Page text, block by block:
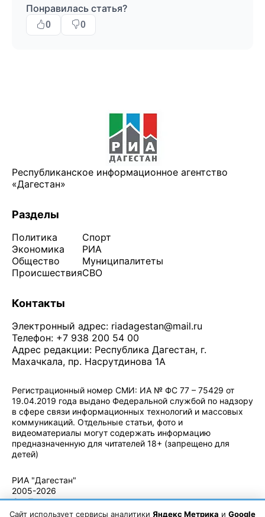
Понравилась статья?
0 0
Республиканское информационное агентство
«Дагестан»
Разделы
Политика
Экономика
Общество
Происшествия
Спорт
РИА
Муниципалитеты
СВО
Контакты
Электронный адрес: riadagestan@mail.ru
Телефон: +7 938 200 54 00
Адрес редакции: Республика Дагестан, г.
Махачкала, пр. Насрутдинова 1А
Регистрационный номер СМИ: ИА № ФС 77 – 75429 от
19.04.2019 года выдано Федеральной службой по надзору
в сфере связи информационных технологий и массовых
коммуникаций. Отдельные статьи, фото и
видеоматериалы могут содержать информацию
предназначенную для читателей 18+ (запрещено для
детей)
РИА "Дагестан"
2005-2026
© - Правила
использования
Сайт использует сервисы аналитики Яндекс Метрика и Google